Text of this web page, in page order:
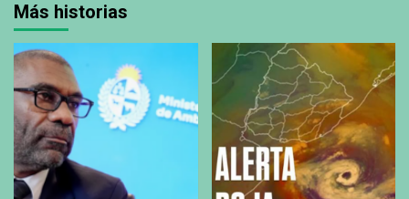
Más historias